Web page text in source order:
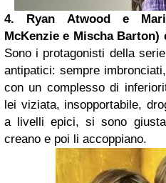
4. Ryan Atwood e
McKenzie e Mischa Barton)
Sono i protagonisti della
antipatici: sempre
con un complesso di
lei viziata, insopportabile,
a livelli epici, si sono
creano e poi li accoppiano.